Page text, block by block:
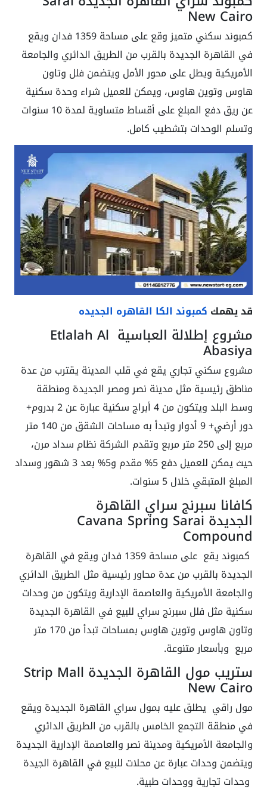
New Cairo
كمبوند سكني متميز وقع على مساحة 1359 فدان ويقع
في القاهرة الجديدة بالقرب من الطريق الدائري والجامعة
الأمريكية ويطل على محور الأمل ويتضمن فلل وتاون
هاوس وتوين هاوس، ويمكن للعميل شراء وحدة سكنية
عن ريق دفع المبلغ على أقساط متساوية لمدة 10 سنوات
وتسلم الوحدات بتشطيب كامل.
قد يهمك كمبوند الكا القاهره الجديده
مشروع إطلالة العباسية Etlalah Al
Abasiya
مشروع سكني تجاري يقع في قلب المدينة يقترب من عدة
مناطق رئيسية مثل مدينة نصر ومصر الجديدة ومنطقة
وسط البلد ويتكون من 4 أبراج سكنية عبارة عن 2 بدروم+
دور أرضي+ 9 أدوار وتبدأ به مساحات الشقق من 140 متر
مربع إلى 250 متر مربع وتقدم الشركة نظام سداد مرن،
حيث يمكن للعميل دفع 5% مقدم و5% بعد 3 شهور وسداد
المبلغ المتبقي خلال 5 سنوات.
كافانا سبرنج سراي القاهرة
الجديدة Cavana Spring Sarai
Compound
كمبوند يقع على مساحة 1359 فدان ويقع في القاهرة
الجديدة بالقرب من عدة محاور رئيسية مثل الطريق الدائري
والجامعة الأمريكية والعاصمة الإدارية ويتكون من وحدات
سكنية مثل فلل سبرنج سراي للبيع في القاهرة الجديدة
وتاون هاوس وتوين هاوس بمساحات تبدأ من 170 متر
مربع وبأسعار متنوعة.
ستريب مول القاهرة الجديدة Strip Mall
New Cairo
مول راقي يطلق عليه بمول سراي القاهرة الجديدة ويقع
في منطقة التجمع الخامس بالقرب من الطريق الدائري
والجامعة الأمريكية ومدينة نصر والعاصمة الإدارية الجديدة
ويتضمن وحدات عبارة عن محلات للبيع في القاهرة الجيدة
وحدات تجارية ووحدات طبية.